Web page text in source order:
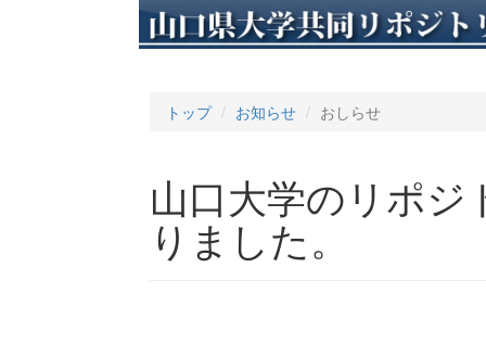
トップ お知らせ おしらせ
山口大学のリポジ
りました。